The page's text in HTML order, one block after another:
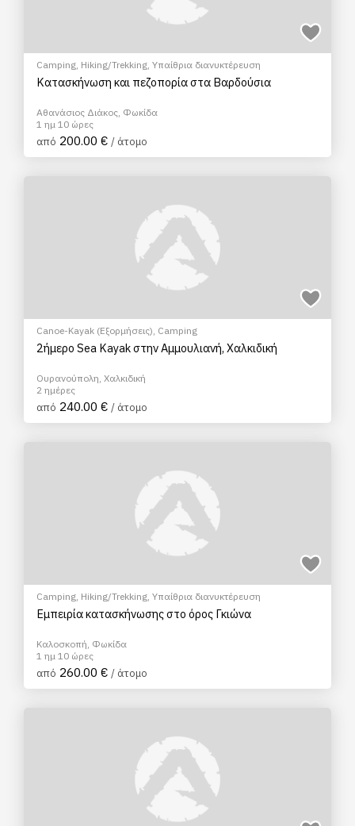
Camping, Hiking/Trekking, Υπαίθρια διανυκτέρευση
Κατασκήνωση και πεζοπορία στα Βαρδούσια
Αθανάσιος Διάκος, Φωκίδα
1 ημ 10 ώρες
από 200.00 € / άτομο
Canoe-Kayak (Εξορμήσεις), Camping
2ήμερο Sea Kayak στην Αμμουλιανή, Χαλκιδική
Ουρανούπολη, Χαλκιδική
2 ημέρες
από 240.00 € / άτομο
Camping, Hiking/Trekking, Υπαίθρια διανυκτέρευση
Εμπειρία κατασκήνωσης στο όρος Γκιώνα
Καλοσκοπή, Φωκίδα
1 ημ 10 ώρες
από 260.00 € / άτομο